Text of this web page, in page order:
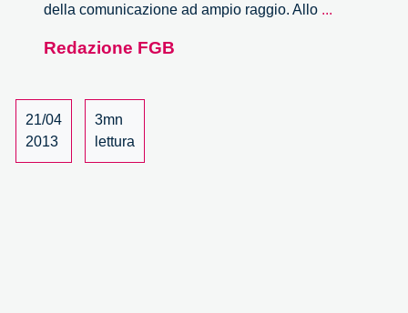
della comunicazione ad ampio raggio. Allo ...
Redazione FGB
21/04
2013
3mn
lettura